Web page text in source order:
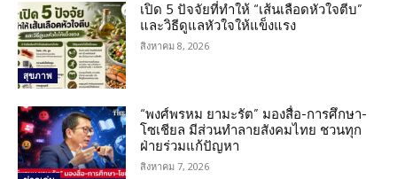
สุขภาพ
เปิด 5 ปัจจัยที่ทำให้ “เส้นเลือดหัวใจตีบ”
และวิธีดูแลหัวใจให้แข็งแรง
สิงหาคม 8, 2026
“พงศ์พรหม ยามะรัต” มองสื่อ-การศึกษา-
โซเชียล มีส่วนทำลายสังคมไทย ชวนทุก
ฝ่ายร่วมแก้ปัญหา
สิงหาคม 7, 2026